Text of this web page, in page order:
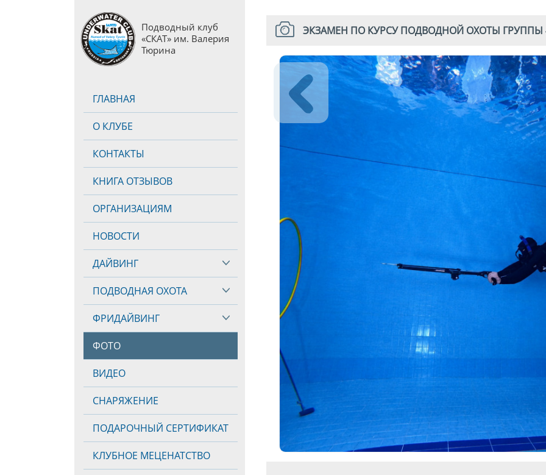
Подводный клуб
«СКАТ» им. Валерия
Тюрина
ГЛАВНАЯ
О КЛУБЕ
КОНТАКТЫ
КНИГА ОТЗЫВОВ
ОРГАНИЗАЦИЯМ
НОВОСТИ
ДАЙВИНГ
ПОДВОДНАЯ ОХОТА
ФРИДАЙВИНГ
ФОТО
ВИДЕО
СНАРЯЖЕНИЕ
ПОДАРОЧНЫЙ СЕРТИФИКАТ
КЛУБНОЕ МЕЦЕНАТСТВО
ЭКЗАМЕН ПО КУРСУ ПОДВОДНОЙ ОХОТЫ ГРУППЫ